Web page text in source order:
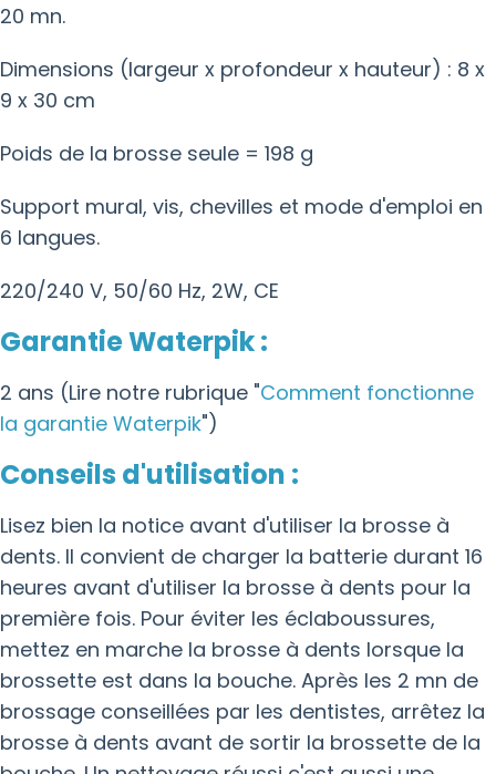
20 mn.
Dimensions (largeur x profondeur x hauteur) : 8 x
9 x 30 cm
Poids de la brosse seule = 198 g
Support mural, vis, chevilles et mode d'emploi en
6 langues.
220/240 V, 50/60 Hz, 2W, CE
Garantie Waterpik :
2 ans (Lire notre rubrique "Comment fonctionne
la garantie Waterpik")
Conseils d'utilisation :
Lisez bien la notice avant d'utiliser la brosse à
dents. Il convient de charger la batterie durant 16
heures avant d'utiliser la brosse à dents pour la
première fois. Pour éviter les éclaboussures,
mettez en marche la brosse à dents lorsque la
brossette est dans la bouche. Après les 2 mn de
brossage conseillées par les dentistes, arrêtez la
brosse à dents avant de sortir la brossette de la